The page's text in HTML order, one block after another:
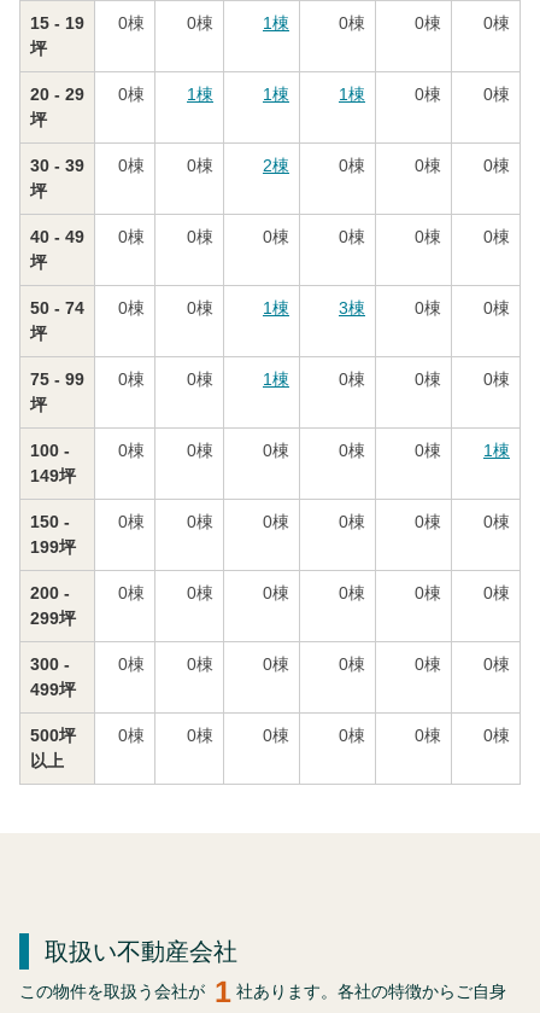
15 - 19
坪
0棟 0棟 1棟 0棟 0棟 0棟
20 - 29
坪
0棟 1棟 1棟 1棟 0棟 0棟
30 - 39
坪
0棟 0棟 2棟 0棟 0棟 0棟
40 - 49
坪
0棟 0棟 0棟 0棟 0棟 0棟
50 - 74
坪
0棟 0棟 1棟 3棟 0棟 0棟
75 - 99
坪
0棟 0棟 1棟 0棟 0棟 0棟
100 -
149坪
0棟 0棟 0棟 0棟 0棟 1棟
150 -
199坪
0棟 0棟 0棟 0棟 0棟 0棟
200 -
299坪
0棟 0棟 0棟 0棟 0棟 0棟
300 -
499坪
0棟 0棟 0棟 0棟 0棟 0棟
500坪
以上
0棟 0棟 0棟 0棟 0棟 0棟
取扱い不動産会社
この物件を取扱う会社が 1 社あります。各社の特徴からご自身